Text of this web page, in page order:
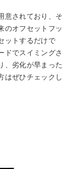
意されており、そ
のオフセットフッ
ットするだけで
ドでスイミングさ
、劣化が早まった
はぜひチェックし